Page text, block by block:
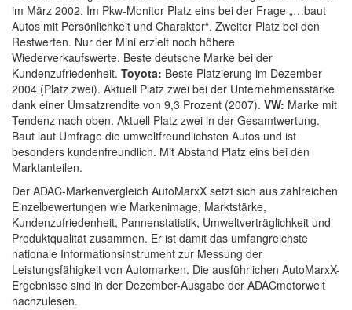
im März 2002. Im Pkw-Monitor Platz eins bei der Frage „…baut
Autos mit Persönlichkeit und Charakter“. Zweiter Platz bei den
Restwerten. Nur der Mini erzielt noch höhere
Wiederverkaufswerte. Beste deutsche Marke bei der
Kundenzufriedenheit. Toyota: Beste Platzierung im Dezember
2004 (Platz zwei). Aktuell Platz zwei bei der Unternehmensstärke
dank einer Umsatzrendite von 9,3 Prozent (2007). VW: Marke mit
Tendenz nach oben. Aktuell Platz zwei in der Gesamtwertung.
Baut laut Umfrage die umweltfreundlichsten Autos und ist
besonders kundenfreundlich. Mit Abstand Platz eins bei den
Marktanteilen.
Der ADAC-Markenvergleich AutoMarxX setzt sich aus zahlreichen
Einzelbewertungen wie Markenimage, Marktstärke,
Kundenzufriedenheit, Pannenstatistik, Umweltverträglichkeit und
Produktqualität zusammen. Er ist damit das umfangreichste
nationale Informationsinstrument zur Messung der
Leistungsfähigkeit von Automarken. Die ausführlichen AutoMarxX-
Ergebnisse sind in der Dezember-Ausgabe der ADACmotorwelt
nachzulesen.